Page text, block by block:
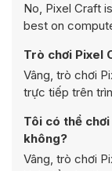
No, Pixel Craft
best on
Trò chơi Pixel
Vâng, trò chơi
trực tiếp trên
Tôi có thể
không?
Vâng, trò chơi